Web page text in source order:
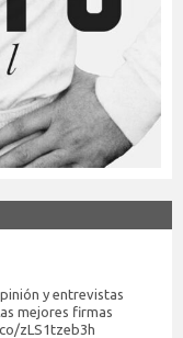
y entrevistas
mejores firmas
zLS1tzeb3h